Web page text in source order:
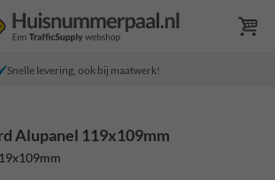
Snelle levering, ook bij maatwerk!
Alupanel 119x109mm